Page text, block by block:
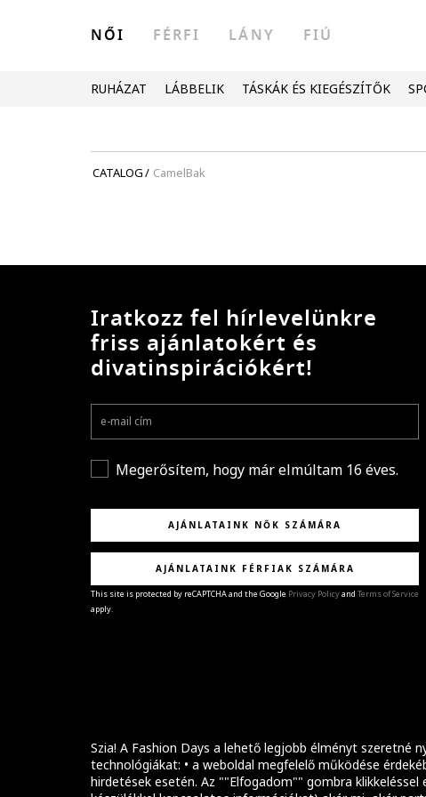
Szia! A Fashion Days a lehető legjobb élményt szeretné
technológiákat: • a weboldal megfelelő működése
hirdetések esetén. Az ""Elfogadom"" gombra
NŐI FÉRFI LÁNY FIÚ
RUHÁZAT LÁBBELIK TÁSKÁK ÉS KIEGÉSZÍTŐK
CATALOG/ CamelBak
Iratkozz fel hírlevelünkre
friss ajánlatokért és
divatinspirációkért!
Megerősítem, hogy már elmúltam 16 éves.
AJÁNLATAINK NŐK SZÁMÁRA
AJÁNLATAINK FÉRFIAK SZÁMÁRA
This site is protected by reCAPTCHA and the Google Privacy Policyand Terms of Service
apply.